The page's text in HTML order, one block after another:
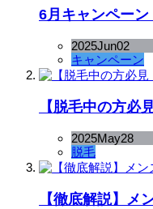
6月キャンペー
2025Jun02
キャンペーン
【脱毛中の方必
2025May28
脱毛
【徹底解説】メ